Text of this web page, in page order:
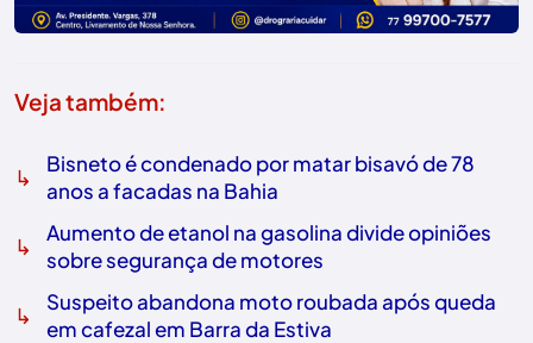
Veja também:
↳
Bisneto é condenado por matar bisavó de 78
anos a facadas na Bahia
↳
Aumento de etanol na gasolina divide opiniões
sobre segurança de motores
↳
Suspeito abandona moto roubada após queda
em cafezal em Barra da Estiva